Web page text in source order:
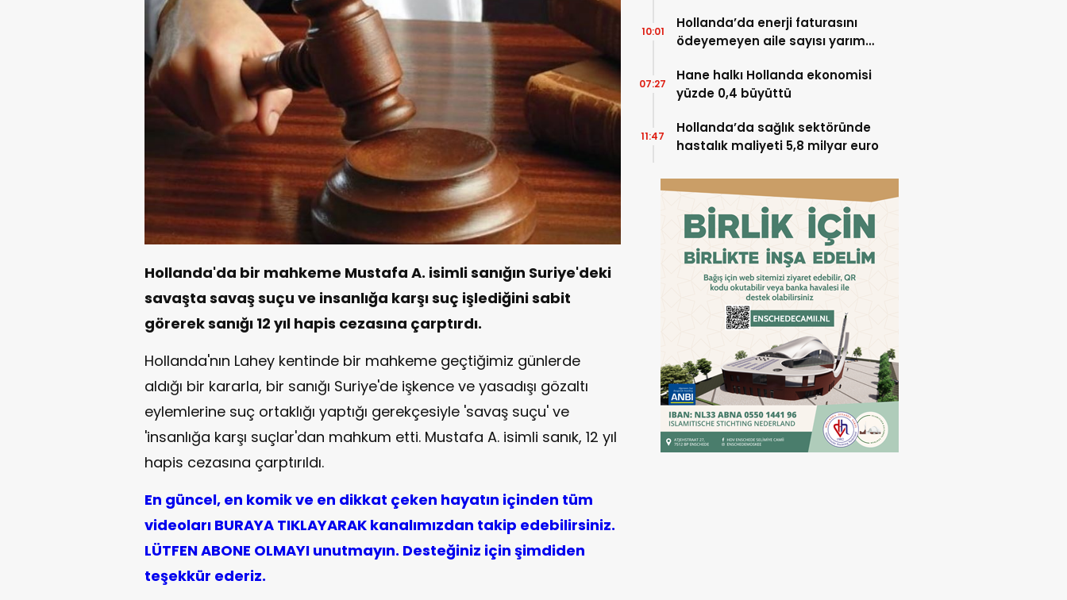
Hollanda'da bir mahkeme Mustafa A. isimli sanığın Suriye'deki
savaşta savaş suçu ve insanlığa karşı suç işlediğini sabit
görerek sanığı 12 yıl hapis cezasına çarptırdı.
Hollanda'nın Lahey kentinde bir mahkeme geçtiğimiz günlerde
aldığı bir kararla, bir sanığı Suriye'de işkence ve yasadışı gözaltı
eylemlerine suç ortaklığı yaptığı gerekçesiyle 'savaş suçu' ve
'insanlığa karşı suçlar'dan mahkum etti. Mustafa A. isimli sanık, 12 yıl
hapis cezasına çarptırıldı.
En güncel, en komik ve en dikkat çeken hayatın içinden tüm
videoları BURAYA TIKLAYARAK kanalımızdan takip edebilirsiniz.
LÜTFEN ABONE OLMAYI unutmayın. Desteğiniz için şimdiden
teşekkür ederiz.
Hollanda’da enerji faturasını
ödeyemeyen aile sayısı yarım
10:01
Hane halkı Hollanda ekonomisi
yüzde 0,4 büyüttü
07:27
Hollanda’da sağlık sektöründe
hastalık maliyeti 5,8 milyar euro
11:47